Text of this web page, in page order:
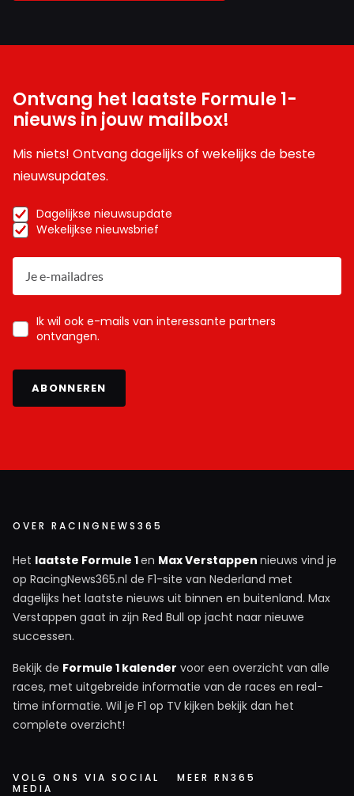
Ontvang het laatste Formule 1-
nieuws in jouw mailbox!
Mis niets! Ontvang dagelijks of wekelijks de beste
nieuwsupdates.
Dagelijkse nieuwsupdate
Wekelijkse nieuwsbrief
Ik wil ook e-mails van interessante partners
ontvangen.
ABONNEREN
OVER RACINGNEWS365
Het laatste Formule 1en Max Verstappen nieuws vind je
op RacingNews365.nl de F1-site van Nederland met
dagelijks het laatste nieuws uit binnen en buitenland. Max
Verstappen gaat in zijn Red Bull op jacht naar nieuwe
successen.
Bekijk de Formule 1 kalender voor een overzicht van alle
races, met uitgebreide informatie van de races en real-
time informatie. Wil je F1 op TV kijken bekijk dan het
complete overzicht!
VOLG ONS VIA SOCIAL
MEDIA
MEER RN365